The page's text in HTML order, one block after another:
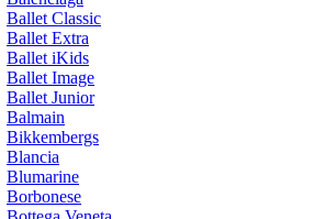
Ballet Classic
Ballet Extra
Ballet iKids
Ballet Image
Ballet Junior
Balmain
Bikkembergs
Blancia
Blumarine
Borbonese